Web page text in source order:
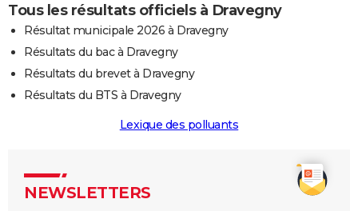
Tous les résultats officiels à Dravegny
Résultat municipale 2026 à Dravegny
Résultats du bac à Dravegny
Résultats du brevet à Dravegny
Résultats du BTS à Dravegny
Lexique des polluants
NEWSLETTERS